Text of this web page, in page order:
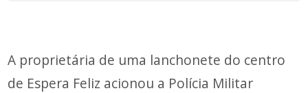
A proprietária de uma lanchonete do centro
de Espera Feliz acionou a Polícia Militar